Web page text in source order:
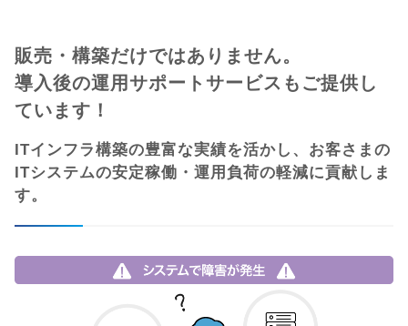
販売・構築だけではありません。
導入後の運用サポートサービスもご提供し
ています！
ITインフラ構築の豊富な実績を活かし、お客さまの
ITシステムの安定稼働・運用負荷の軽減に貢献しま
す。